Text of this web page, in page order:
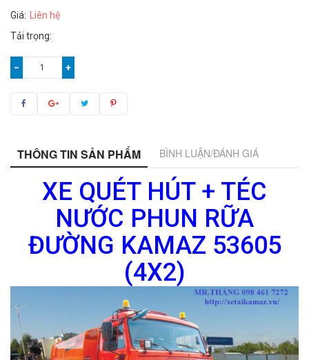
Giá:
Liên hệ
Tải trọng:
− +
THÔNG TIN SẢN PHẨM BÌNH LUẬN/ĐÁNH GIÁ
XE QUÉT HÚT + TÉC
NƯỚC PHUN RỮA
ĐƯỜNG KAMAZ 53605
(4X2)